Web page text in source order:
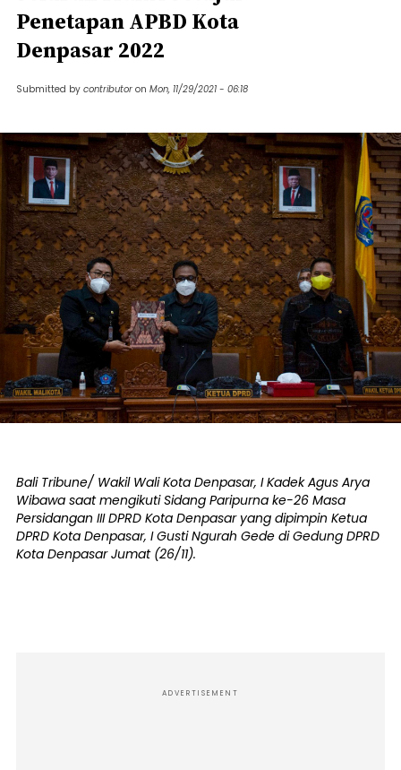
Penetapan APBD Kota
Denpasar 2022
Submitted by contributor on Mon, 11/29/2021 - 06:18
Bali Tribune/ Wakil Wali Kota Denpasar, I Kadek Agus Arya
Wibawa saat mengikuti Sidang Paripurna ke-26 Masa
Persidangan III DPRD Kota Denpasar yang dipimpin Ketua
DPRD Kota Denpasar, I Gusti Ngurah Gede di Gedung DPRD
Kota Denpasar Jumat (26/11).
ADVERTISEMENT